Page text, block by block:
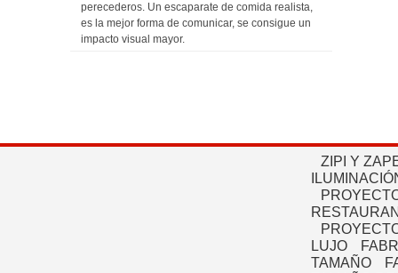
perecederos. Un escaparate de comida realista,
es la mejor forma de comunicar, se consigue un
impacto visual mayor.
ZIPI Y
LUJO
TAMAÑO